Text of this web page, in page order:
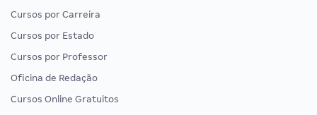
Cursos por Carreira
Cursos por Estado
Cursos por Professor
Oficina de Redação
Cursos Online Gratuitos